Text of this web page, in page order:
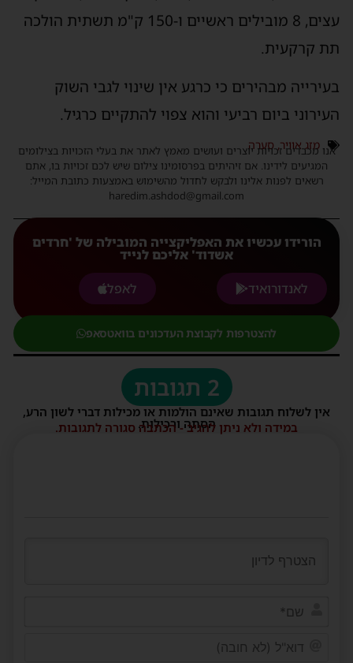
עצים, 8 מובילים ראשיים ו-150 ק"מ תשתית הולכה
תת קרקעית.
בעירייה מבהירים כי כרגע אין שינוי לגבי השוק
העירוני ביום רביעי והוא צפוי להתקיים כרגיל.
מזג אוויר,סערה
אנו מכבדים זכויות יוצרים ועושים מאמץ לאתר את בעלי הזכויות בצילומים
המגיעים לידינו. אם זיהיתים בפרסומינו צילום שיש לכם זכויות בו, אתם
רשאים לפנות אלינו ולבקש לחדול מהשימוש באמצעות כתובת המייל:
haredim.ashdod@gmail.com
הורידו עכשיו את האפליקצייה המובילה של 'חרדים
אשדוד' אליכם לנייד
לאנדורואיד
לאפל
להצטרפות לקבוצת העדכונים בוואטסאפ
2 תגובות
אין לשלוח תגובות שאינם הולמות או מכילות דברי לשון הרע,
הסתה ורכילות.
במידה ולא ניתן להגיב - הכתבה סגורה לתגובות.